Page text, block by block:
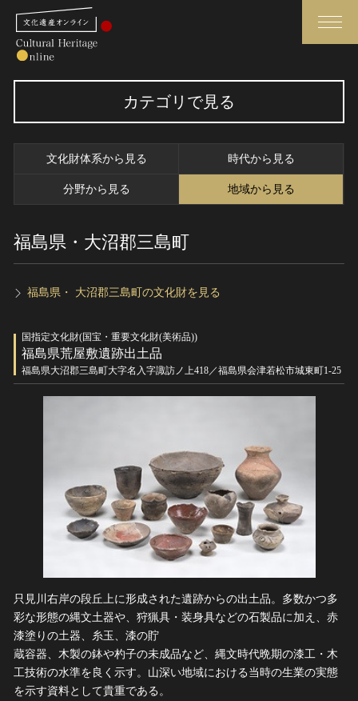
さらに詳細検索
トップ
作品一覧
カテゴリで見る
全国の美術館・博物館
世界遺産
媒体資料・関連記事等
博物館、美術館の皆さまへ
文化庁よりご挨拶
お知らせ一覧
ヘルプ
サイトマップ
サイトのご意見はこちら
文化遺産データベース
国指定文化財等データベース
カテゴリで見る
文化財体系から見る 時代から見る
分野から見る 地域から見る
福島県・大沼郡三島町
福島県・ 大沼郡三島町の文化財を見る
国指定文化財(国宝・重要文化財(美術品))
福島県荒屋敷遺跡出土品
福島県大沼郡三島町大字名入字諏訪ノ上418／福島県会津若松市城東町1-25
只見川右岸の段丘上に形成された遺跡からの出土品。多数かつ多
彩な形態の縄文土器や、狩猟具・装身具などの石製品に加え、赤
漆塗りの土器、糸玉、漆の貯
蔵容器、木製の鉢や杓子の未成品など、縄文時代晩期の漆工・木
工技術の水準を良く示す。山深い地域における当時の生業の実態
を示す資料として貴重である。